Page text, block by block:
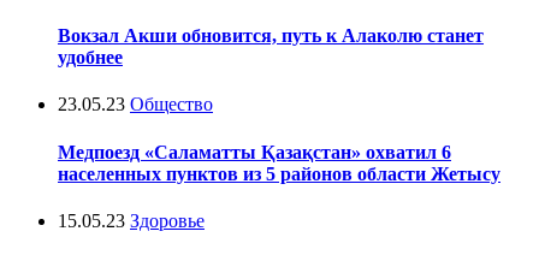
Вокзал Акши обновится, путь к Алаколю станет
удобнее
23.05.23 Общество
Медпоезд «Саламатты Қазақстан» охватил 6
населенных пунктов из 5 районов области Жетысу
15.05.23 Здоровье